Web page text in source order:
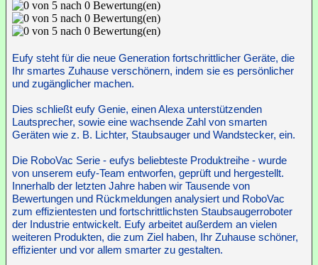
Eufy steht für die neue Generation fortschrittlicher Geräte, die
Ihr smartes Zuhause verschönern, indem sie es persönlicher
und zugänglicher machen.
Dies schließt eufy Genie, einen Alexa unterstützenden
Lautsprecher, sowie eine wachsende Zahl von smarten
Geräten wie z. B. Lichter, Staubsauger und Wandstecker, ein.
Die RoboVac Serie - eufys beliebteste Produktreihe - wurde
von unserem eufy-Team entworfen, geprüft und hergestellt.
Innerhalb der letzten Jahre haben wir Tausende von
Bewertungen und Rückmeldungen analysiert und RoboVac
zum effizientesten und fortschrittlichsten Staubsaugerroboter
der Industrie entwickelt. Eufy arbeitet außerdem an vielen
weiteren Produkten, die zum Ziel haben, Ihr Zuhause schöner,
effizienter und vor allem smarter zu gestalten.